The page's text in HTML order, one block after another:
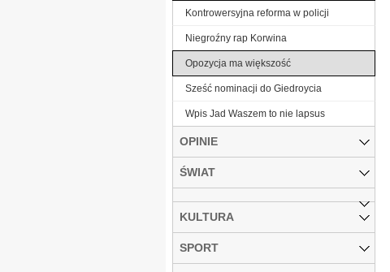
Kontrowersyjna reforma w policji
Niegroźny rap Korwina
Opozycja ma większość
Sześć nominacji do Giedroycia
Wpis Jad Waszem to nie lapsus
OPINIE
ŚWIAT
KULTURA
SPORT